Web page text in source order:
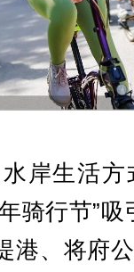
岸生活
骑行节”
港、将府